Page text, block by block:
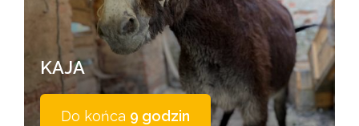
KAJA
Do końca 9 godzin